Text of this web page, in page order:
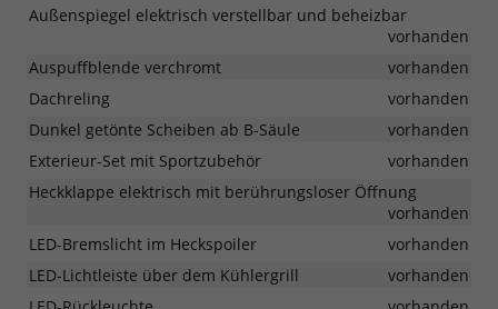
Außenspiegel elektrisch verstellbar und beheizbar
vorhanden
Auspuffblende verchromt
vorhanden
Dachreling
vorhanden
Dunkel getönte Scheiben ab B-Säule
vorhanden
Exterieur-Set mit Sportzubehör
vorhanden
Heckklappe elektrisch mit berührungsloser Öffnung
vorhanden
LED-Bremslicht im Heckspoiler
vorhanden
LED-Lichtleiste über dem Kühlergrill
vorhanden